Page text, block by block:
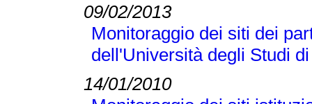
09/02/2013
Monitoraggio dei siti dei
dell'Università degli Studi
14/01/2010